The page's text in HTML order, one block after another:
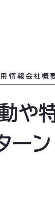
情報 会社概
や
ーン